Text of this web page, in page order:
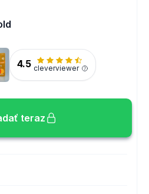
4.5 cleverviewer
teraz